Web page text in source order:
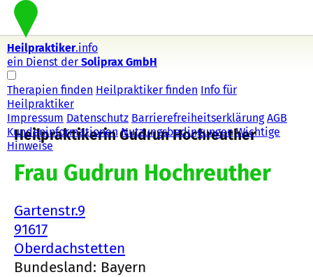
Heilpraktiker.info
ein Dienst der Soliprax GmbH
Therapien finden Heilpraktiker finden Info für
Heilpraktiker
Impressum Datenschutz Barrierefreiheitserklärung AGB
Kundeninformationen Nutzungsbedingungen Wichtige
Hinweise
Heilpraktikerin Gudrun Hochreuther
Frau Gudrun Hochreuther
Gartenstr.9
91617
Oberdachstetten
Bundesland: Bayern